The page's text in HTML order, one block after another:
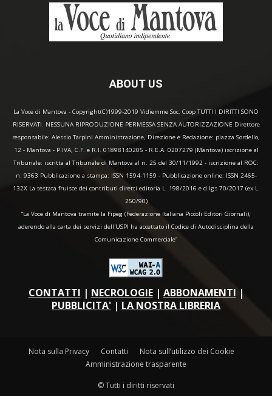
ABOUT US
La Voce di Mantova - Copyright(C)1999-2019 Vidiemme Soc. Coop TUTTI I DIRITTI SONO
RISERVATI. NESSUNA RIPRODUZIONE PERMESSA SENZA AUTORIZZAZIONE Direttore
responsabile: Alessio Tarpini Amministrazione, Direzione e Redazione: piazza Sordello,
12 - Mantova - P.IVA, C.F. e R.I. 01898140205 - R.E.A. 0207279 (Mantova) iscrizione al
Tribunale: iscritta al Tribunale di Mantova al n. 25 del 30/11/1992 - iscrizione al ROC:
n. 9363 Pubblicazione a stampa: ISSN 1594-1159 - Pubblicazione online: ISSN 2465-
132X La testata fruisce dei contributi diretti editoria L. 198/2016 e d.lgs 70/2017 (ex L.
250/90)
“La Voce di Mantova tramite la Fipeg (Federazione Italiana Piccoli Editori Giornali),
aderendo alla carta dei servizi dell'USPI ha accettato il Codice di Autodisciplina della
Comunicazione Commerciale"
CONTATTI | NECROLOGIE| ABBONAMENTI |
PUBBLICITA' | LA NOSTRA LIBRERIA
Nota sulla Privacy Contatti
Nota sull’utilizzo dei Cookie
Amministrazione trasparente
© Tutti i diritti riservati